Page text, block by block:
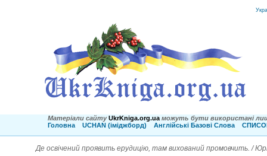
Матеріали сайту UkrKniga.org.ua можуть бути використані
Головна
UCHAN (іміджборд) Англійські Базові Слова
Де освічений проявить ерудицію, там вихований промовчить. /